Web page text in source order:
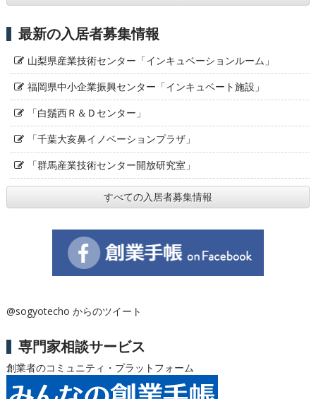
最新の入居者募集情報
山梨県産業技術センター「インキュベーションルーム」
福岡県中小企業振興センター「インキュベート施設」
「白鬚西Ｒ＆Ｄセンター」
「千葉大亥鼻イノベーションプラザ」
「群馬産業技術センター開放研究室」
すべての入居者募集情報
@sogyotecho からのツイート
専門家相談サービス
創業者のコミュニティ・プラットフォーム